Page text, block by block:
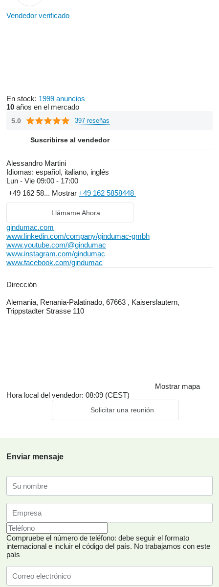
Vendedor verificado
En stock: 1999 anuncios
10 años en el mercado
5.0 397 reseñas
Suscribirse al vendedor
Alessandro Martini
Idiomas: español, italiano, inglés
Lun - Vie 09:00 - 17:00
+49 162 58... Mostrar +49 162 5858448
Llámame Ahora
gindumac.com
www.linkedin.com/company/gindumac-gmbh
www.youtube.com/@gindumac
www.instagram.com/gindumac
www.facebook.com/gindumac
Dirección
Alemania, Renania-Palatinado, 67663 , Kaiserslautern,
Trippstadter Strasse 110
Mostrar mapa
Hora local del vendedor: 08:09 (CEST)
Solicitar una reunión
Enviar mensaje
Compruebe el número de teléfono: debe seguir el formato
internacional e incluir el código del país. No trabajamos con este
país